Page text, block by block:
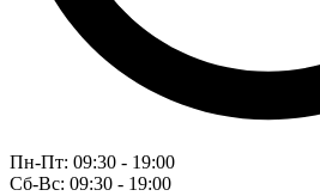
Пн-Пт: 09:30 - 19:00
Сб-Вс: 09:30 - 19:00